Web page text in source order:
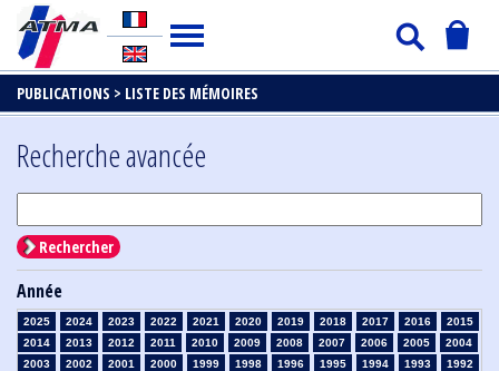
PUBLICATIONS > LISTE DES MÉMOIRES
Recherche avancée
Rechercher
Année
2025 2024 2023 2022 2021 2020 2019 2018 2017 2016
2015
2014
2013 2012 2011 2010 2009 2008 2007 2006 2005
2004
2003
2002 2001 2000 1999 1998 1996 1995 1994 1993
1992